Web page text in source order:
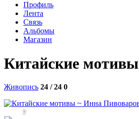
Профиль
Лента
Связь
Альбомы
Магазин
Китайские мотивы
Живопись 24 / 24 0
7